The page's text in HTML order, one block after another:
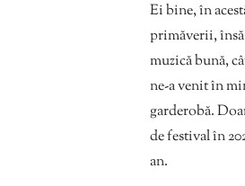
Ei bine, în
primăverii, însă
muzică bună,
ne-a venit în
garderobă.
de festival în
an.